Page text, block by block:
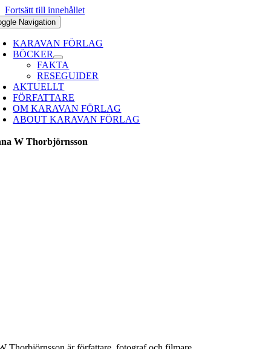
Fortsätt till innehållet
Navigation
KARAVAN FÖRLAG
BÖCKER
FAKTA
RESEGUIDER
AKTUELLT
FÖRFATTARE
OM KARAVAN FÖRLAG
ABOUT KARAVAN FÖRLAG
W Thorbjörnsson